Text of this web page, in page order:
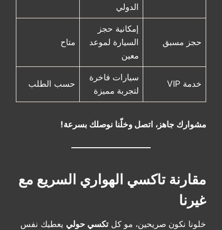
الدولي
حجز مسبق
إمكانية حجز
السيارة لموعد
معين
متاح
خدمة VIP
سيارات فاخرة
لتجربة مميزة
حسب الطلب
مشوارك جاهز، اتصل وخلّنا نوصلك بسرعة!
مقارنة تاكسي الهواري السريع مع
غيرنا
خلونا نكون صريحين، مو كل تكسي حولي يعطيك نفس